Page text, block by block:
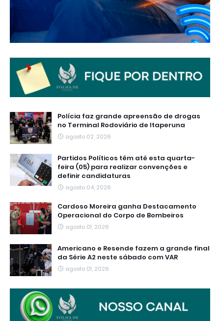
Polícia faz grande apreensão de drogas
no Terminal Rodoviário de Itaperuna
agosto 02, 2026
Partidos Políticos têm até esta quarta-
feira (05) para realizar convenções e
definir candidaturas
agosto 04, 2026
Cardoso Moreira ganha Destacamento
Operacional do Corpo de Bombeiros
agosto 01, 2026
Americano e Resende fazem a grande final
da Série A2 neste sábado com VAR
agosto 01, 2026